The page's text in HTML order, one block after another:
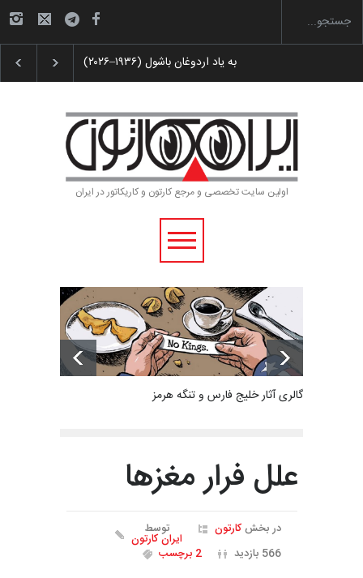
لیست شرکت کنندگان یازدهمین جشنواره بین‌المل…
اولین سایت تخصصی و مرجع کارتون و کاریکاتور در ایران
گالری آثار خلیج فارس و تنگه هرمز
علل فرار مغزها
در بخشکارتون توسط
ایران کارتون
566 بازدید
2 برچسب